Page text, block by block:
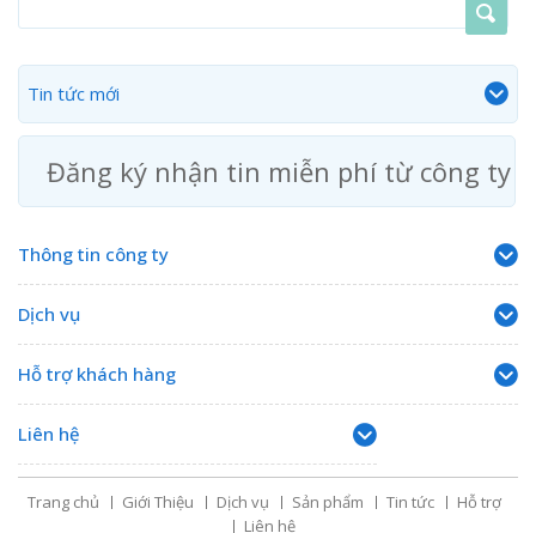
Tin tức mới
Đăng ký nhận tin miễn phí từ công ty
Thông tin công ty
Dịch vụ
Hỗ trợ khách hàng
Liên hệ
Trang chủ Giới Thiệu Dịch vụ Sản phẩm Tin tức
Hỗ trợ
Liên hệ